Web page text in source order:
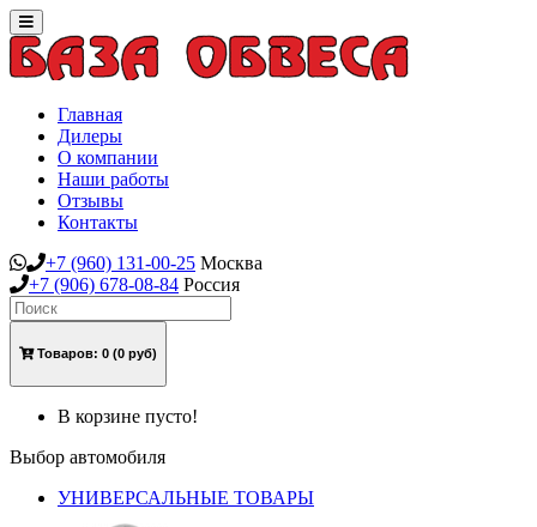
Toggle
navigation
Главная
Дилеры
О компании
Наши работы
Отзывы
Контакты
+7 (960) 131-00-25 Москва
+7 (906) 678-08-84 Россия
Товаров: 0 (0 руб)
В корзине пусто!
Выбор автомобиля
УНИВЕРСАЛЬНЫЕ ТОВАРЫ